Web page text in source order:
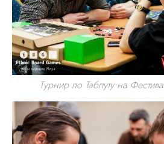
Турнир по Таблуту на